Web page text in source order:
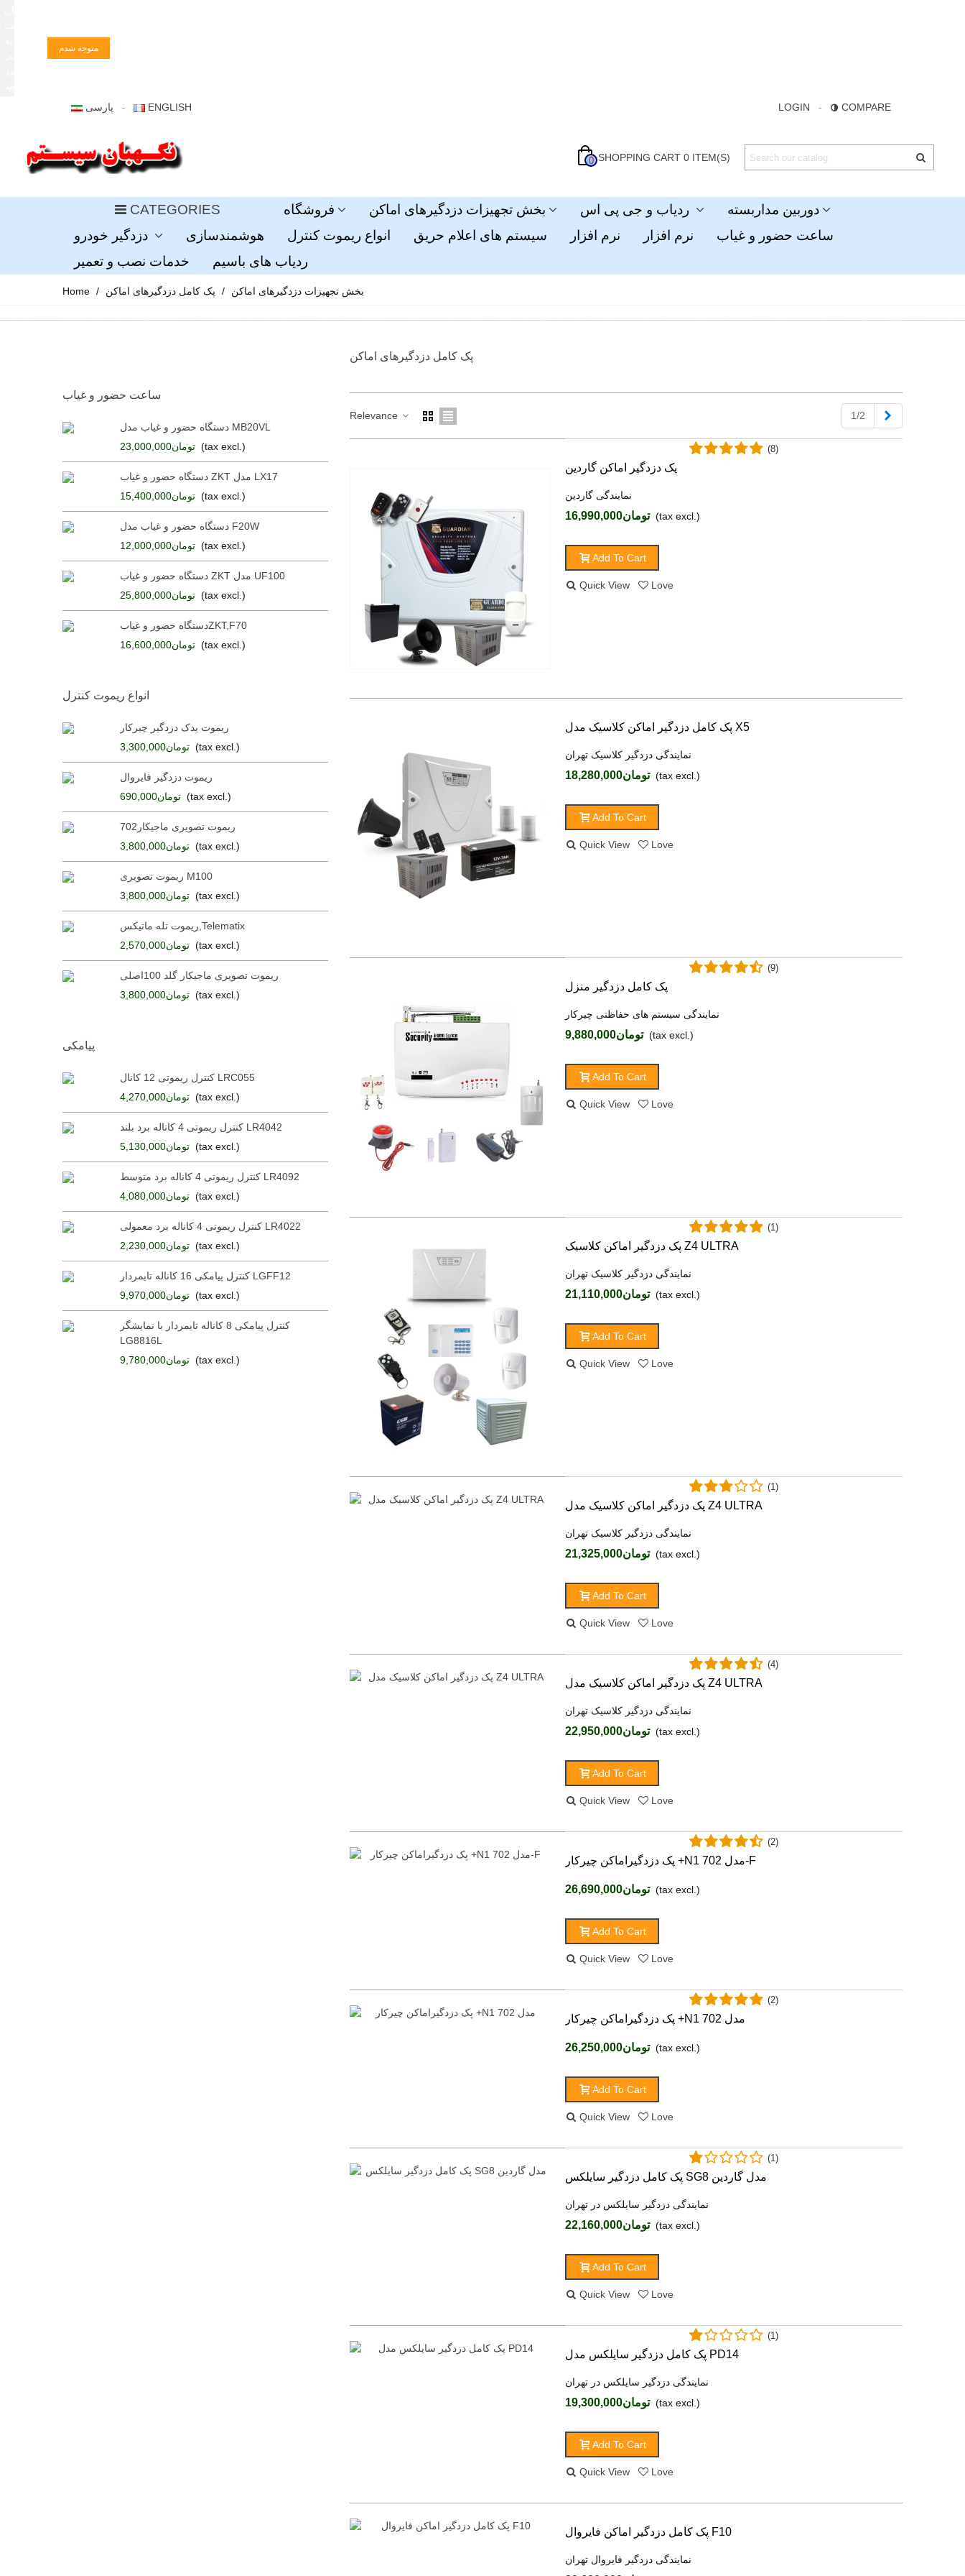
متوجه شدم
پارسی ENGLISH LOGIN COMPARE
0 SHOPPING CART 0 ITEM(S)
CATEGORIES فروشگاه بخش تجهیزات دزدگیرهای اماکن
دوربین مداربسته
هوشمندسازی انواع ریموت کنترل سیستم های اعلام حریق نرم افزار نرم افزار
ساعت حضور و غیاب
خدمات نصب و تعمیر
ردیاب های باسیم
Home / بخش تجهیزات دزدگیرهای اماکن / پک کامل دزدگیرهای اماکن
ساعت حضور و غیاب
دستگاه حضور و غیاب مدل MB20VL
تومان23,000,000 (tax excl.)
دستگاه حضور و غیاب ZKT مدل LX17
تومان15,400,000 (tax excl.)
دستگاه حضور و غیاب مدل F20W
تومان12,000,000 (tax excl.)
دستگاه حضور و غیاب ZKT مدل UF100
تومان25,800,000 (tax excl.)
دستگاه حضور و غیابZKT,F70
تومان16,600,000 (tax excl.)
انواع ریموت کنترل
ریموت یدک دزدگیر چیرکار
تومان3,300,000 (tax excl.)
ریموت دزدگیر فایروال
تومان690,000 (tax excl.)
ریموت تصویری ماجیکار702
تومان3,800,000 (tax excl.)
ریموت تصویری M100
تومان3,800,000 (tax excl.)
ریموت تله ماتیکس,telematix
تومان2,570,000 (tax excl.)
ریموت تصویری ماجیکار گلد 100اصلی
تومان3,800,000 (tax excl.)
پیامکی
کنترل ریموتی 12 کانال LRC055
تومان4,270,000 (tax excl.)
کنترل ریموتی 4 کاناله برد بلند LR4042
تومان5,130,000 (tax excl.)
کنترل ریموتی 4 کاناله برد متوسط LR4092
تومان4,080,000 (tax excl.)
کنترل ریموتی 4 کاناله برد معمولی LR4022
تومان2,230,000 (tax excl.)
کنترل پیامکی 16 کاناله تایمردار LGFF12
تومان9,970,000 (tax excl.)
کنترل پیامکی 8 کاناله تایمردار با نمایشگر
LG8816L
تومان9,780,000 (tax excl.)
پک کامل دزدگیرهای اماکن
Relevance 1/2
پک دزدگیر اماکن گاردین
نمایندگی گاردین
تومان16,990,000 (tax excl.)
(8)
Add To Cart
Quick View Love
پک کامل دزدگیر اماکن کلاسیک مدل X5
نمایندگی دزدگیر کلاسیک تهران
تومان18,280,000 (tax excl.)
Add To Cart
Quick View Love
پک کامل دزدگیر منزل
نمایندگی سیستم های حفاظتی چیرکار
تومان9,880,000 (tax excl.)
(9)
Add To Cart
Quick View Love
پک دزدگیر اماکن کلاسیک Z4 ULTRA
نمایندگی دزدگیر کلاسیک تهران
تومان21,110,000 (tax excl.)
(1)
Add To Cart
Quick View Love
پک دزدگیر اماکن کلاسیک مدل Z4 ULTRA
نمایندگی دزدگیر کلاسیک تهران
تومان21,325,000 (tax excl.)
(1)
Add To Cart
Quick View Love
پک دزدگیر اماکن کلاسیک مدل Z4 ULTRA
نمایندگی دزدگیر کلاسیک تهران
تومان22,950,000 (tax excl.)
(4)
Add To Cart
Quick View Love
پک دزدگیراماکن چیرکار +N1 مدل 702-F
تومان26,690,000 (tax excl.)
(2)
Add To Cart
Quick View Love
پک دزدگیراماکن چیرکار +N1 مدل 702
تومان26,250,000 (tax excl.)
(2)
Add To Cart
Quick View Love
پک کامل دزدگیر سایلکس SG8 مدل گاردین
نمایندگی دزدگیر سایلکس در تهران
تومان22,160,000 (tax excl.)
(1)
Add To Cart
Quick View Love
پک کامل دزدگیر سایلکس مدل PD14
نمایندگی دزدگیر سایلکس در تهران
تومان19,300,000 (tax excl.)
(1)
Add To Cart
Quick View Love
پک کامل دزدگیر اماکن فایروال F10
نمایندگی دزدگیر فایروال تهران